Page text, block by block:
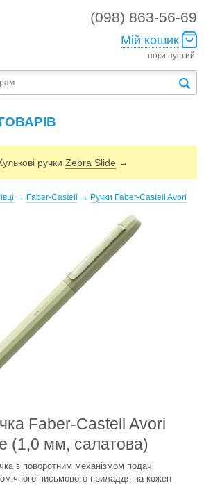
(098) 863-56-69
Мій кошик
поки пустий
ручки Zebra Slide →
→ Faber-Castell → Ручки Faber-Castell Avori
Faber-Castell Avori
(1,0 мм, салатова)
з поворотним механізмом подачі
письмового приладдя на кожен